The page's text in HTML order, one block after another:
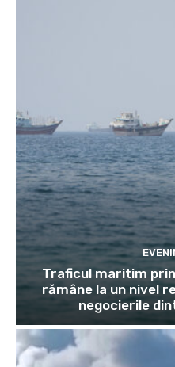
Traficul maritim
rămâne la un nivel
negocierile